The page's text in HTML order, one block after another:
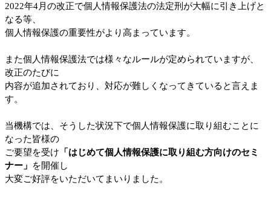
2022年4月の改正で個人情報保護法の法定刑が大幅に引き上げと
なる等、
個人情報保護の重要性がより高まっています。
また個人情報保護法では様々なルールが定められていますが、
改正のたびに
内容が追加されており、対応が難しくなってきていると言えま
す。
当機構では、そうした状況下で個人情報保護に取り組むことに
なった皆様の
ご要望を受け 「はじめて個人情報保護に取り組む方向けのセミ
ナー」
を開催し
大変ご好評をいただいてまいりました。